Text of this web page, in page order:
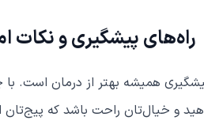
راه‌های پیشگیری و نکات
همیشه بهتر از درمان است.
و خیال‌تان راحت باشد که